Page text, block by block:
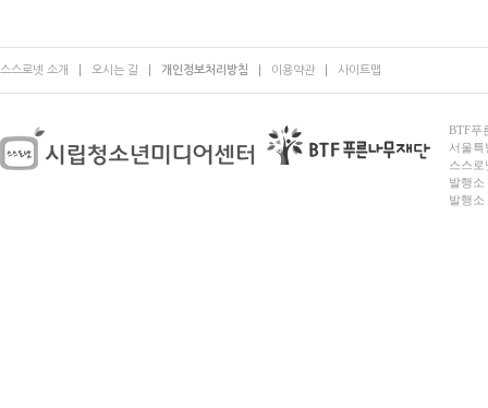
스스로넷 소개 오시는 길 개인정보처리방침 이용약관 사이트맵
BTF푸
서울
스스로
발행소
발행소